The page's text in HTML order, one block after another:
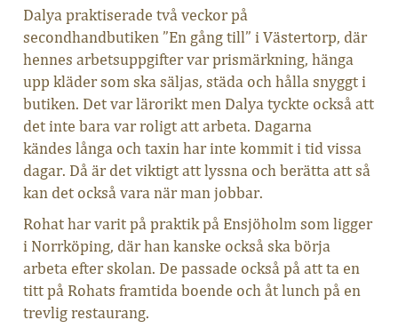
Dalya praktiserade två veckor på
secondhandbutiken ”En gång till” i Västertorp, där
hennes arbetsuppgifter var prismärkning, hänga
upp kläder som ska säljas, städa och hålla snyggt i
butiken. Det var lärorikt men Dalya tyckte också att
det inte bara var roligt att arbeta. Dagarna
kändes långa och taxin har inte kommit i tid vissa
dagar. Då är det viktigt att lyssna och berätta att så
kan det också vara när man jobbar.
Rohat har varit på praktik på Ensjöholm som ligger
i Norrköping, där han kanske också ska börja
arbeta efter skolan. De passade också på att ta en
titt på Rohats framtida boende och åt lunch på en
trevlig restaurang.